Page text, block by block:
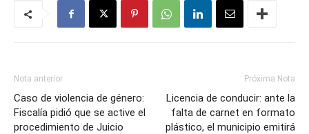
Nota anterior
Caso de violencia de género:
Fiscalía pidió que se active el
procedimiento de Juicio
Próxima Nota
Licencia de conducir: ante la
falta de carnet en formato
plástico, el municipio emitirá